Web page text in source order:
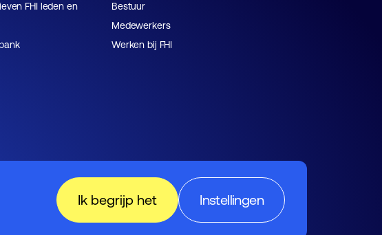
Instellingen
Ik begrijp het
FHI leden en
Bestuur
Medewerkers
Werken bij FHI